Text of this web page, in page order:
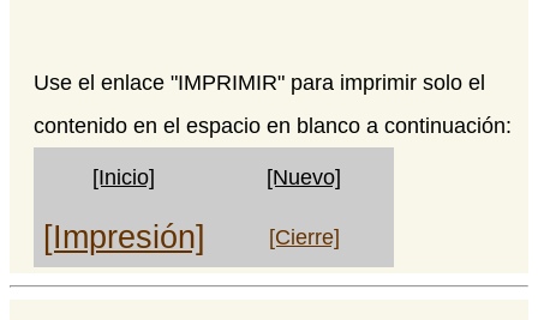
Use el enlace "IMPRIMIR" para imprimir solo el
contenido en el espacio en blanco a continuación:
[Inicio] [Nuevo]
[Impresión] [Cierre]